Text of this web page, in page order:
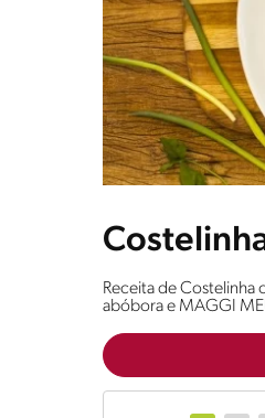
Receita de Costelinha
abóbora e MAGGI